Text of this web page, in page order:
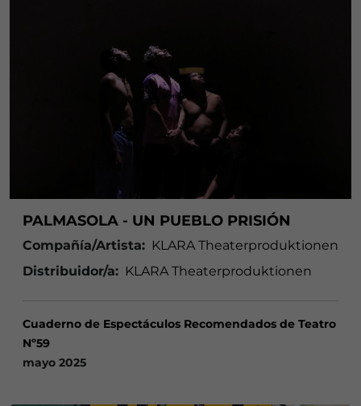
PALMASOLA - UN PUEBLO PRISIÓN
Compañía/Artista: KLARA Theaterproduktionen
Distribuidor/a: KLARA Theaterproduktionen
Cuaderno de Espectáculos Recomendados de Teatro
Nº59
mayo 2025